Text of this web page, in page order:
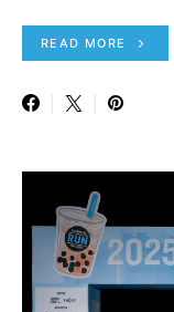
READ MORE